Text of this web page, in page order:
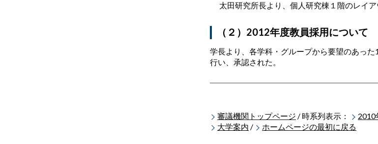
太田研究所長より、個人研究棟１階のレイア
（２）2012年度教員採用について
学長より、各学科・グループから要望のあっ
行い、承認された。
審議機関トップページ / 時系列表示： 2010
大学案内 / ホームページの最初に戻る